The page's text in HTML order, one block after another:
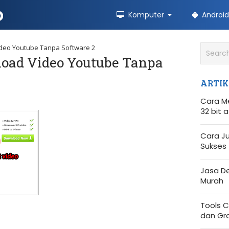
Komputer Android
Youtube Tanpa Software 2
Video Youtube Tanpa
Cara
32 bit
Cara
Sukses
Jasa
Murah
Tools
dan